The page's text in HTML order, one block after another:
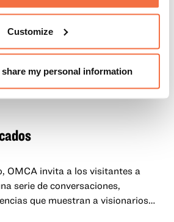
Customize
my personal information
OMCA invita a los visitantes a
serie de conversaciones,
que muestran a visionarios